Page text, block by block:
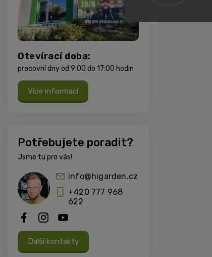
Otevírací doba:
pracovní dny od 9:00 do 17:00 hodin
Více informací
Potřebujete poradit?
Jsme tu pro vás!
info@higarden.cz
+420 777 968
622
Další kontakty